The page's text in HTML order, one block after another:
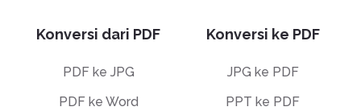
Konversi dari PDF
PDF ke JPG
PDF ke Word
Konversi ke PDF
JPG ke PDF
PPT ke PDF